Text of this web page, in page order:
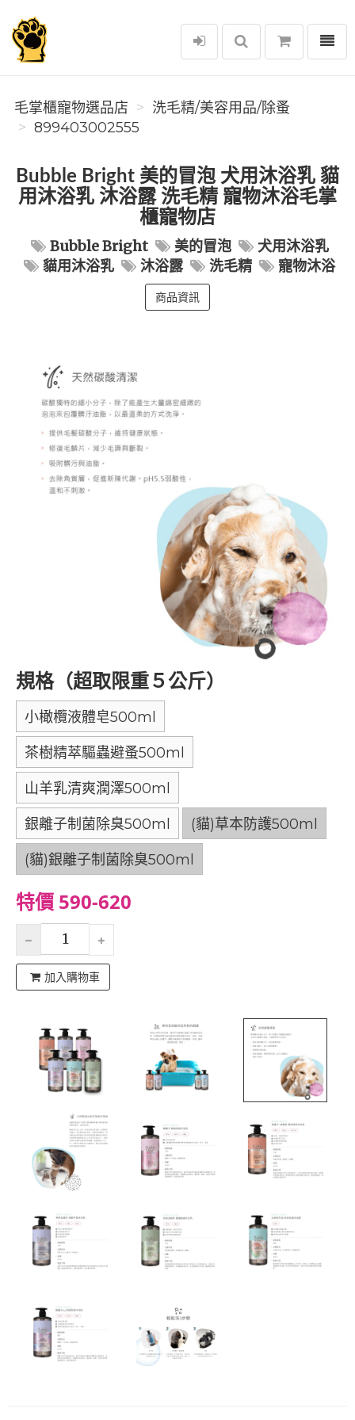
毛掌櫃寵物選品店
選單
毛掌櫃寵物選品店
洗毛精/美容用品/除蚤
899403002555
Bubble Bright 美的冒泡 犬用沐浴乳 貓
用沐浴乳 沐浴露 洗毛精 寵物沐浴毛掌
櫃寵物店
Bubble Bright 美的冒泡
犬用沐浴乳
貓用沐浴乳
沐浴露 洗毛精 寵物沐浴
商品資訊
規格（超取限重５公斤）
小橄欖液體皂500ml
茶樹精萃驅蟲避蚤500ml
山羊乳清爽潤澤500ml
銀離子制菌除臭500ml (貓)草本防護500ml
(貓)銀離子制菌除臭500ml
特價 590-620
加入購物車